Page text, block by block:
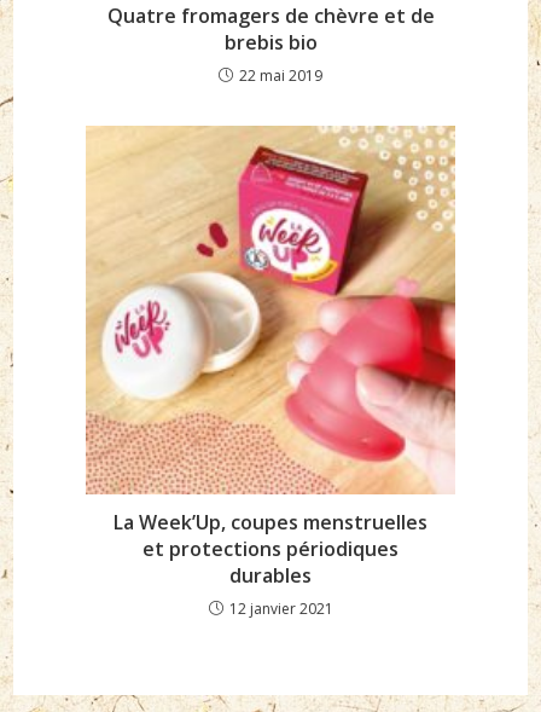
Quatre fromagers de chèvre et de
brebis bio
22 mai 2019
La Week’Up, coupes menstruelles
et protections périodiques
durables
12 janvier 2021